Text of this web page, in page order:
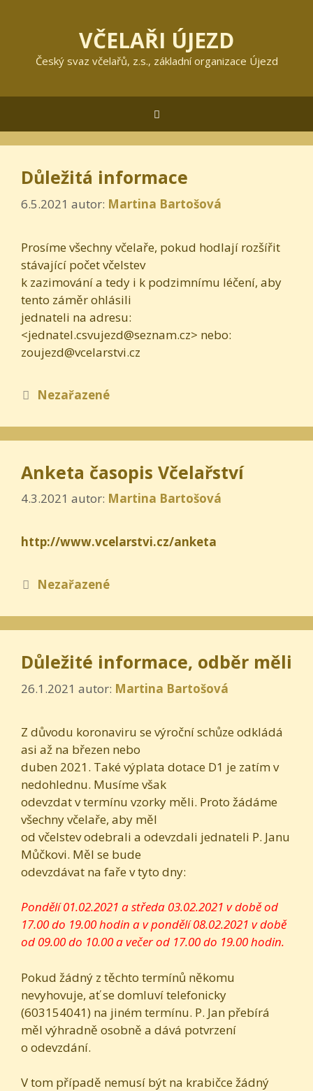
VČELAŘI ÚJEZD
Český svaz včelařů, z.s., základní organizace Újezd
Důležitá informace
6.5.2021 autor: Martina Bartošová
Prosíme všechny včelaře, pokud hodlají rozšířit
stávající počet včelstev
k zazimování a tedy i k podzimnímu léčení, aby
tento záměr ohlásili
jednateli na adresu:
<jednatel.csvujezd@seznam.cz> nebo:
zoujezd@vcelarstvi.cz
Rubriky
Nezařazené
Anketa časopis Včelařství
4.3.2021 autor: Martina Bartošová
http://www.vcelarstvi.cz/anketa
Rubriky
Nezařazené
Důležité informace, odběr měli
26.1.2021 autor: Martina Bartošová
Z důvodu koronaviru se výroční schůze odkládá
asi až na březen nebo
duben 2021. Také výplata dotace D1 je zatím v
nedohlednu. Musíme však
odevzdat v termínu vzorky měli. Proto žádáme
všechny včelaře, aby měl
od včelstev odebrali a odevzdali jednateli P. Janu
Můčkovi. Měl se bude
odevzdávat na faře v tyto dny:
Pondělí 01.02.2021 a středa 03.02.2021 v době od
17.00 do 19.00 hodin a v pondělí 08.02.2021 v době
od 09.00 do 10.00 a večer od 17.00 do 19.00 hodin.
Pokud žádný z těchto termínů někomu
nevyhovuje, ať se domluví telefonicky
(603154041) na jiném termínu. P. Jan přebírá
měl výhradně osobně a dává potvrzení
o odevzdání.
V tom případě nemusí být na krabičce žádný